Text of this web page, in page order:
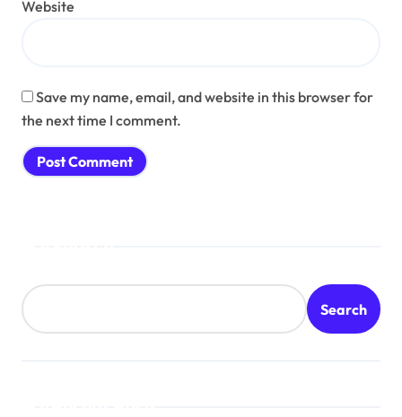
Website
Save my name, email, and website in this browser for
the next time I comment.
Search